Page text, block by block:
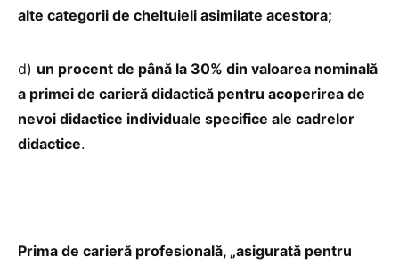
alte categorii de cheltuieli asimilate acestora;
d) un procent de până la 30% din valoarea nominală
a primei de carieră didactică pentru acoperirea de
nevoi didactice individuale specifice ale cadrelor
didactice.
Prima de carieră profesională, „asigurată pentru